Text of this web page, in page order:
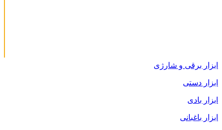
ابزار برقی و شارژی
ابزار دستی
ابزار بادی
ابزار باغبانی